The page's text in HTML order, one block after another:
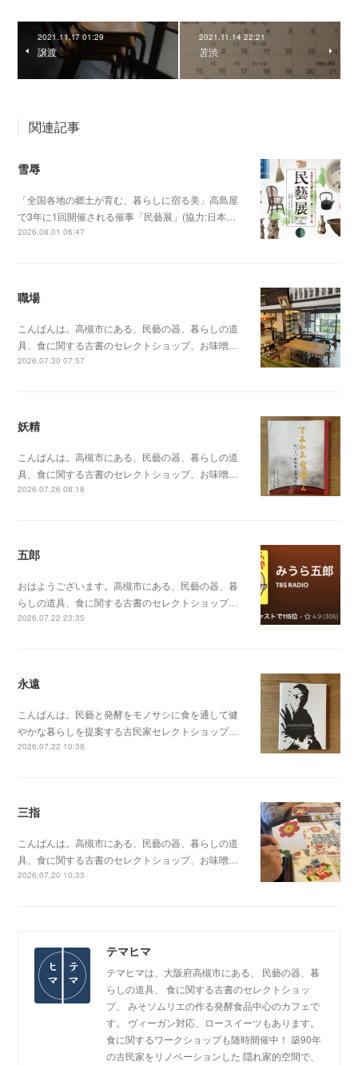
2021.11.17 01:29
譲渡
2021.11.14 22:21
苦渋
関連記事
雪辱
「全国各地の郷土が育む、暮らしに宿る美」高島屋
で3年に1回開催される催事「民藝展」(協力:日本…
2026.08.01 06:47
職場
こんばんは。高槻市にある、民藝の器、暮らしの道
具、食に関する古書のセレクトショップ、お味噌…
2026.07.30 07:57
妖精
こんばんは。高槻市にある、民藝の器、暮らしの道
具、食に関する古書のセレクトショップ、お味噌…
2026.07.26 08:18
五郎
おはようございます。高槻市にある、民藝の器、暮
らしの道具、食に関する古書のセレクトショップ…
2026.07.22 23:35
永遠
こんばんは。民藝と発酵をモノサシに食を通して健
やかな暮らしを提案する古民家セレクトショップ…
2026.07.22 10:38
三指
こんばんは。高槻市にある、民藝の器、暮らしの道
具、食に関する古書のセレクトショップ、お味噌…
2026.07.20 10:33
テマヒマ
テマヒマは、大阪府高槻市にある、 民藝の器、暮
らしの道具、 食に関する古書のセレクトショッ
プ、 みそソムリエの作る発酵食品中心のカフェで
す。 ヴィーガン対応、ロースイーツもあります。
食に関するワークショップも随時開催中！ 築90年
の古民家をリノベーションした 隠れ家的空間で、